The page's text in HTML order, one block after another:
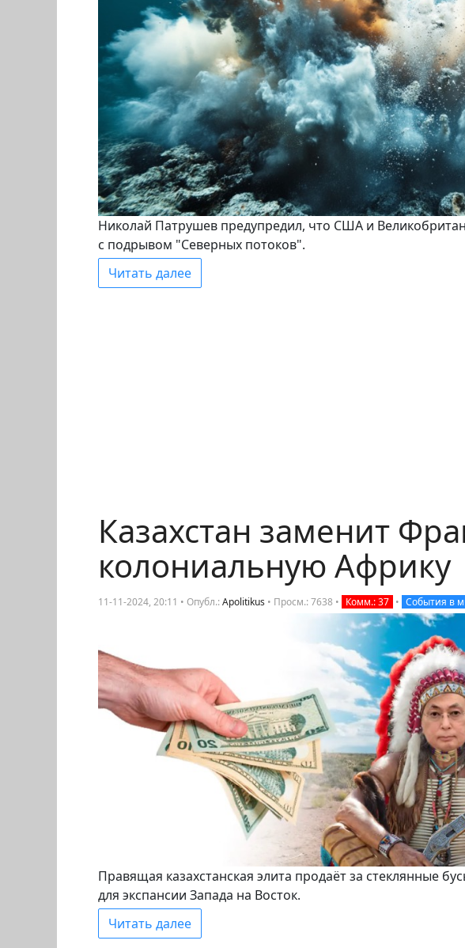
Николай Патрушев предупредил, что США и
с подрывом "Северных потоков".
Читать далее
Казахстан заменит
колониальную Африку
11-11-2024, 20:11 • Опубл.:Apolitikus • Просм.: 7638 • Комм.: 37 • События в
Правящая казахстанская элита продаёт за стеклянные
для экспансии Запада на Восток.
Читать далее